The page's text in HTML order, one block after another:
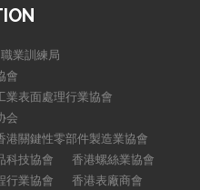
職業訓練局
會
業表面處理行業協會
会
港關鍵性零部件製造業協會
科技協會
香港螺絲業協會
行業協會 香港表廠商會